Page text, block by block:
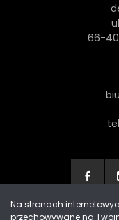
66-
Na stronach
przechowywane na